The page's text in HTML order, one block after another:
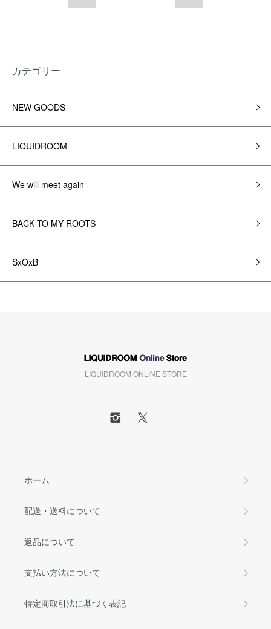
カテゴリー
NEW GOODS
LIQUIDROOM
We will meet again
BACK TO MY ROOTS
SxOxB
LIQUIDROOM ONLINE STORE
ホーム
配送・送料について
返品について
支払い方法について
特定商取引法に基づく表記